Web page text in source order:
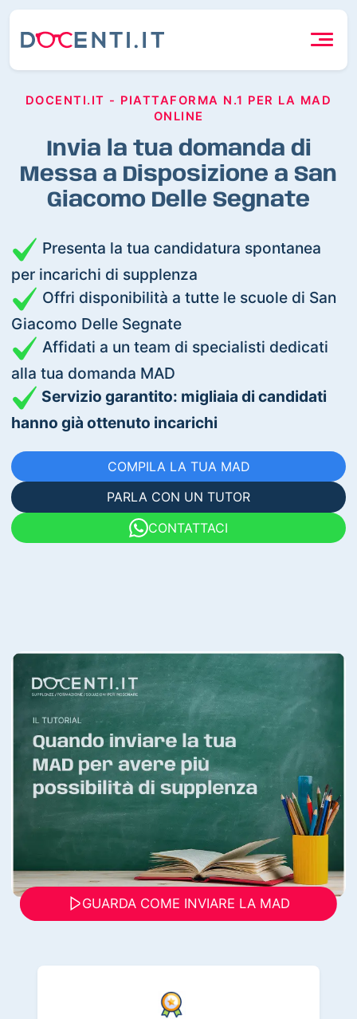
DOCENTI.IT - PIATTAFORMA N.1 PER LA MAD
ONLINE
Invia la tua domanda di
Messa a Disposizione a San
Giacomo Delle Segnate
Presenta la tua candidatura spontanea
per incarichi di supplenza
Offri disponibilità a tutte le scuole di San
Giacomo Delle Segnate
Affidati a un team di specialisti dedicati
alla tua domanda MAD
Servizio garantito: migliaia di candidati
hanno già ottenuto incarichi
COMPILA LA TUA MAD
PARLA CON UN TUTOR
CONTATTACI
GUARDA COME INVIARE LA MAD